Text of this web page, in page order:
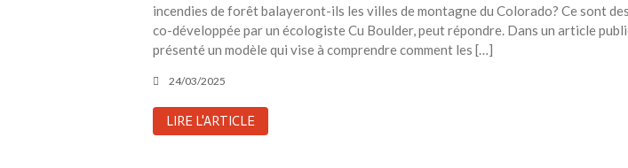
incendies de forêt balayeront-ils les villes de montagne du Colorado? Ce sont
co-développée par un écologiste Cu Boulder, peut répondre. Dans un article
présenté un modèle qui vise à comprendre comment les […]
24/03/2025
LIRE L'ARTICLE